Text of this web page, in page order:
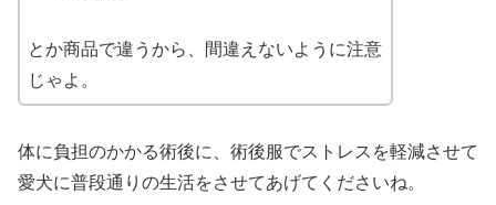
とか商品で違うから、間違えないように注意
じゃよ。
体に負担のかかる術後に、術後服でストレスを軽減させて
愛犬に普段通りの生活をさせてあげてくださいね。